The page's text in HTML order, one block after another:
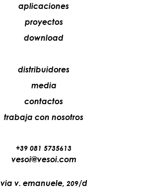
aplicaciones
proyectos
download
distribuidores
media
contactos
trabaja con nosotros
+39 081 5735613
vesoi@vesoi.com
via v. emanuele, 209/d